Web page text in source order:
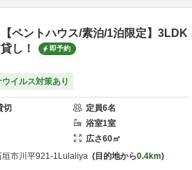
【ペントハウス/素泊/1泊限定】3LDK
し！
即予約
イルス対策あり
切 定員6名
浴室1室
広さ60㎡
垣市川平921-1 Lulaliya 目的地から0.4km